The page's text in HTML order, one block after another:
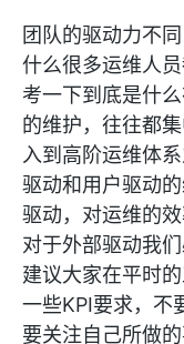
团队的驱动力不
什么很多运维人
考一下到底是什
的维护，往往都
入到高阶运维体
驱动和用户驱动
驱动，对运维的
对于外部驱动我
建议大家在平时
一些KPI要求，不
要关注自己所做